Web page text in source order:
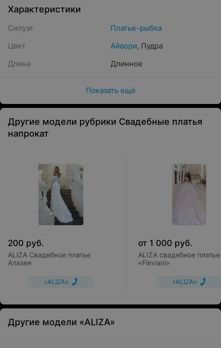
Характеристики
Силуэт
Платье-рыбка
Цвет
Айвори, Пудра
Длина
Длинное
Показать ещё
Другие модели рубрики Свадебные платья
напрокат
200 руб.
ALIZA Свадебное платье
Алазея
«ALIZA»
от 1 000 руб.
ALIZA свадебное платье
«Fleviani»
«ALIZA»
Другие модели «ALIZA»